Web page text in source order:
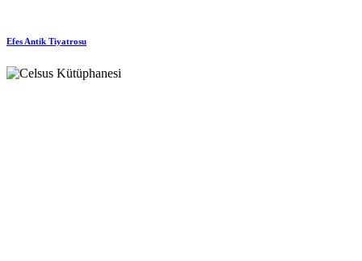
Efes Antik Tiyatrosu